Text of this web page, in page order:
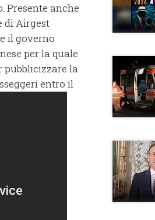
Presente anche
di Airgest
il governo
per la quale
la
entro il